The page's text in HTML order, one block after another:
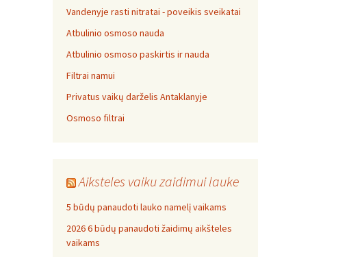
Vandenyje rasti nitratai - poveikis sveikatai
Atbulinio osmoso nauda
Atbulinio osmoso paskirtis ir nauda
Filtrai namui
Privatus vaikų darželis Antaklanyje
Osmoso filtrai
Aiksteles vaiku zaidimui lauke
5 būdų panaudoti lauko namelį vaikams
2026 6 būdų panaudoti žaidimų aikšteles
vaikams